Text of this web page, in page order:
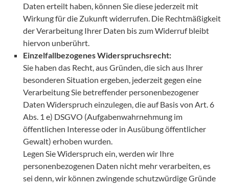
Daten erteilt haben, können Sie diese jederzeit mit
Wirkung für die Zukunft widerrufen. Die Rechtmäßigkeit
der Verarbeitung Ihrer Daten bis zum Widerruf bleibt
hiervon unberührt.
Einzelfallbezogenes Widerspruchsrecht:
Sie haben das Recht, aus Gründen, die sich aus Ihrer
besonderen Situation ergeben, jederzeit gegen eine
Verarbeitung Sie betreffender personenbezogener
Daten Widerspruch einzulegen, die auf Basis von Art. 6
Abs. 1 e) DSGVO (Aufgabenwahrnehmung im
öffentlichen Interesse oder in Ausübung öffentlicher
Gewalt) erhoben wurden.
Legen Sie Widerspruch ein, werden wir Ihre
personenbezogenen Daten nicht mehr verarbeiten, es
sei denn, wir können zwingende schutzwürdige Gründe